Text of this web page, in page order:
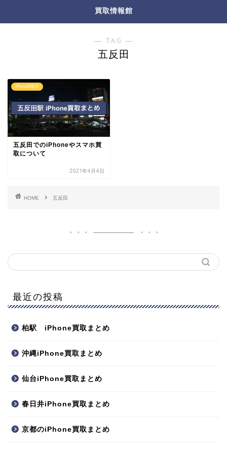
買取情報館
― TAG ―
五反田
iPhone買取店
五反田でのiPhoneやスマホ買
取について
2021年4月4日
HOME 五反田
最近の投稿
柏駅 iPhone買取まとめ
沖縄iPhone買取まとめ
仙台iPhone買取まとめ
春日井iPhone買取まとめ
京都のiPhone買取まとめ